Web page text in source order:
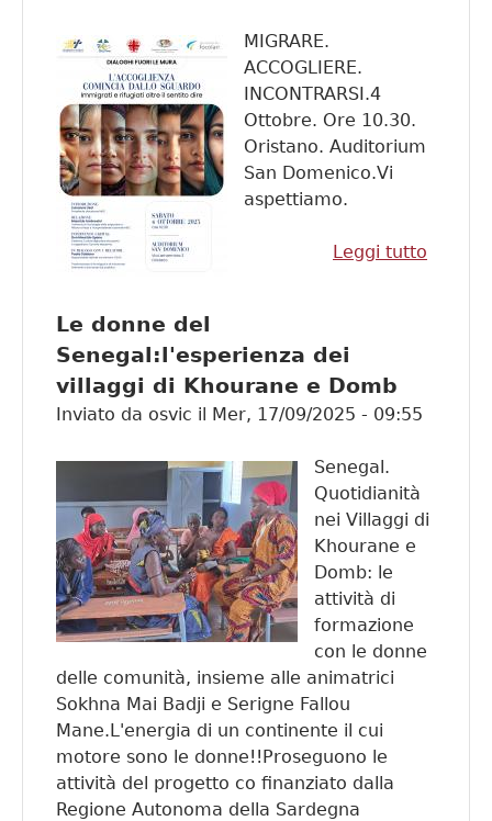
MIGRARE.
ACCOGLIERE.
INCONTRARSI.4
Ottobre. Ore 10.30.
Oristano. Auditorium
San Domenico.Vi
aspettiamo.
Leggi tutto
Le donne del
Senegal:l'esperienza dei
villaggi di Khourane e Domb
Inviato da osvic il Mer, 17/09/2025 - 09:55
Senegal.
Quotidianità
nei Villaggi di
Khourane e
Domb: le
attività di
formazione
con le donne
delle comunità, insieme alle animatrici
Sokhna Mai Badji e Serigne Fallou
Mane.L'energia di un continente il cui
motore sono le donne!!Proseguono le
attività del progetto co finanziato dalla
Regione Autonoma della Sardegna